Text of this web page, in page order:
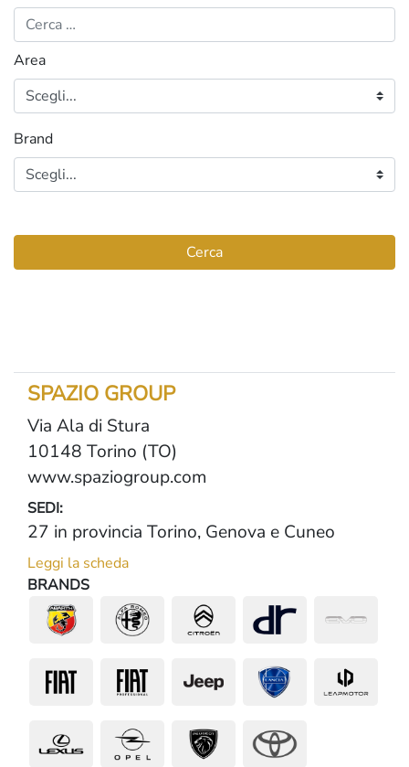
Area
Brand
Cerca
SPAZIO GROUP
Via Ala di Stura
10148 Torino (TO)
www.spaziogroup.com
SEDI:
27 in provincia Torino, Genova e Cuneo
Leggi la scheda
BRANDS